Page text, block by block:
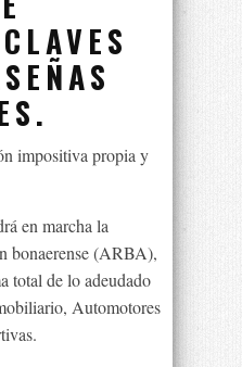
en marcha la
bonaerense (ARBA),
total de lo adeudado
Automotores